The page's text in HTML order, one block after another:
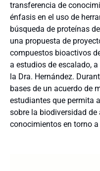
transferencia de
énfasis en el uso de
búsqueda de proteínas
una propuesta de
compuestos bioactivos
a estudios de escalado,
la Dra. Hernández.
bases de un acuerdo de
estudiantes que permita
sobre la biodiversidad
conocimientos en torno